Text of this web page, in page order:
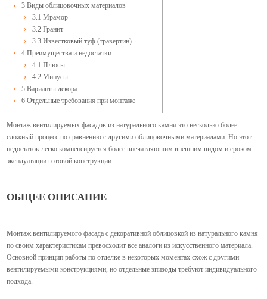
3 Виды облицовочных материалов
3.1 Мрамор
3.2 Гранит
3.3 Известковый туф (травертин)
4 Преимущества и недостатки
4.1 Плюсы
4.2 Минусы
5 Варианты декора
6 Отдельные требования при монтаже
Монтаж вентилируемых фасадов из натурального камня это несколько более
сложный процесс по сравнению с другими облицовочными материалами. Но этот
недостаток легко компенсируется более впечатляющим внешним видом и сроком
эксплуатации готовой конструкции.
ОБЩЕЕ ОПИСАНИЕ
Монтаж вентилируемого фасада с декоративной облицовкой из натурального камня
по своим характеристикам превосходит все аналоги из искусственного материала.
Основной принцип работы по отделке в некоторых моментах схож с другими
вентилируемыми конструкциями, но отдельные эпизоды требуют индивидуального
подхода.